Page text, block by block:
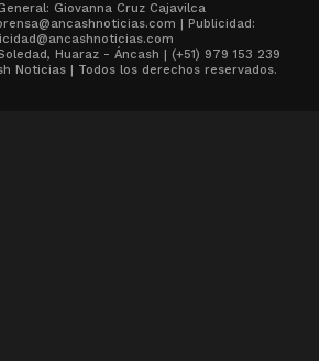
Giovanna Cruz Cajavilca
| Publicidad:
Huaraz - Áncash | (+51) 979 153 239
Noticias | Todos los derechos reservados.